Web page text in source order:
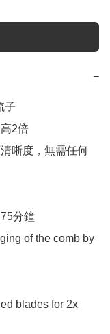
−
子
2倍
晰度，無需任何
分鐘
of the comb by
blades for 2x